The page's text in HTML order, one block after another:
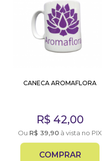
CANECA AROMAFLORA
R$ 42,00
Ou R$ 39,90 à vista no PIX
COMPRAR